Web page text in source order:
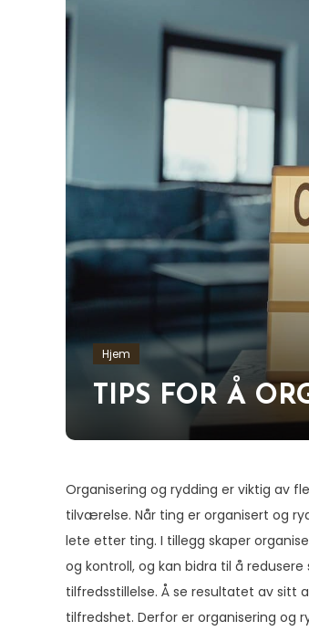
Hjem
TIPS FOR Å
Organisering og rydding er viktig av
tilværelse. Når ting er organisert og
lete etter ting. I tillegg skaper
og kontroll, og kan bidra til å
tilfredsstillelse. Å se resultatet av sitt
tilfredshet. Derfor er organisering og